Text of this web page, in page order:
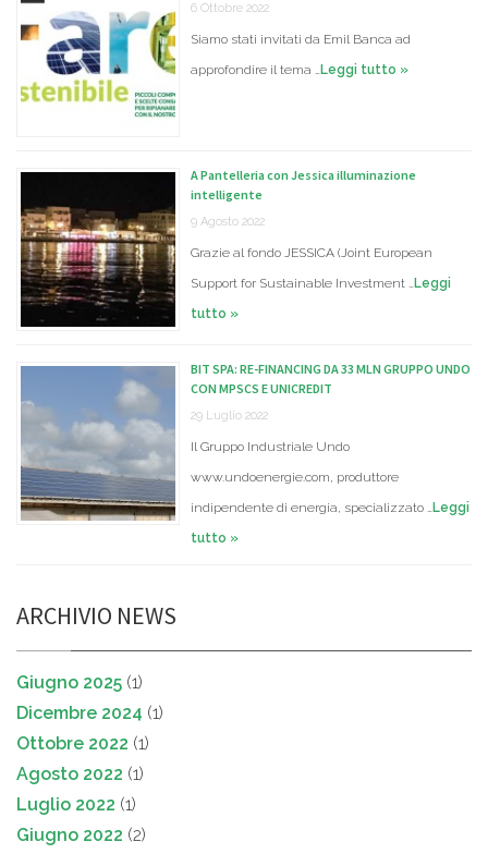
6 Ottobre 2022
Siamo stati invitati da Emil Banca ad
approfondire il tema …Leggi tutto »
A Pantelleria con Jessica illuminazione
intelligente
9 Agosto 2022
Grazie al fondo JESSICA (Joint European
Support for Sustainable Investment …Leggi
tutto »
BIT SPA: RE-FINANCING DA 33 MLN GRUPPO UNDO
CON MPSCS E UNICREDIT
29 Luglio 2022
Il Gruppo Industriale Undo
www.undoenergie.com, produttore
indipendente di energia, specializzato …Leggi
tutto »
ARCHIVIO NEWS
Giugno 2025 (1)
Dicembre 2024 (1)
Ottobre 2022 (1)
Agosto 2022 (1)
Luglio 2022 (1)
Giugno 2022 (2)